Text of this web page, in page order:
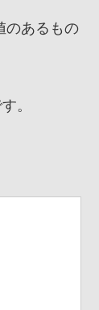
のあるもの
。